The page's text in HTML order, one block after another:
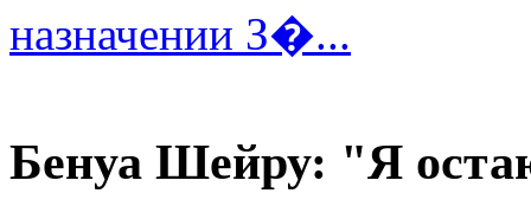
назначении З�...
Бенуа Шейру: "Я